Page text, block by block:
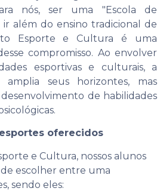
nós, ser uma "Escola de
ir além do ensino tradicional de
Esporte e Cultura é uma
compromisso. Ao envolver
esportivas e culturais, a
amplia seus horizontes, mas
de habilidades
oferecidos
e Cultura, nossos alunos
escolher entre uma
sendo eles: